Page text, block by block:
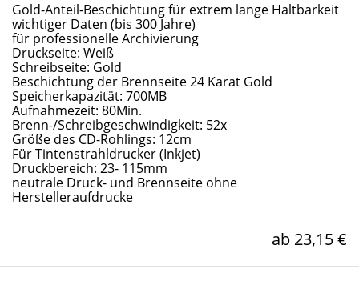
Gold-Anteil-Beschichtung für extrem lange Haltbarkeit
wichtiger Daten (bis 300 Jahre)
für professionelle Archivierung
Druckseite: Weiß
Schreibseite: Gold
Beschichtung der Brennseite 24 Karat Gold
Speicherkapazität: 700MB
Aufnahmezeit: 80Min.
Brenn-/Schreibgeschwindigkeit: 52x
Größe des CD-Rohlings: 12cm
Für Tintenstrahldrucker (Inkjet)
Druckbereich: 23- 115mm
neutrale Druck- und Brennseite ohne
Herstelleraufdrucke
ab 23,15 €